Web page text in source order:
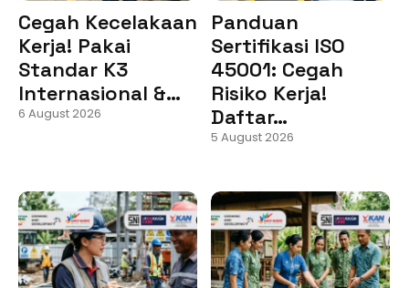
Cegah Kecelakaan
Kerja! Pakai
Standar K3
Internasional &…
6 August 2026
Panduan
Sertifikasi ISO
45001: Cegah
Risiko Kerja!
Daftar…
5 August 2026